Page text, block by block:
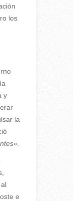
los
y
la
e